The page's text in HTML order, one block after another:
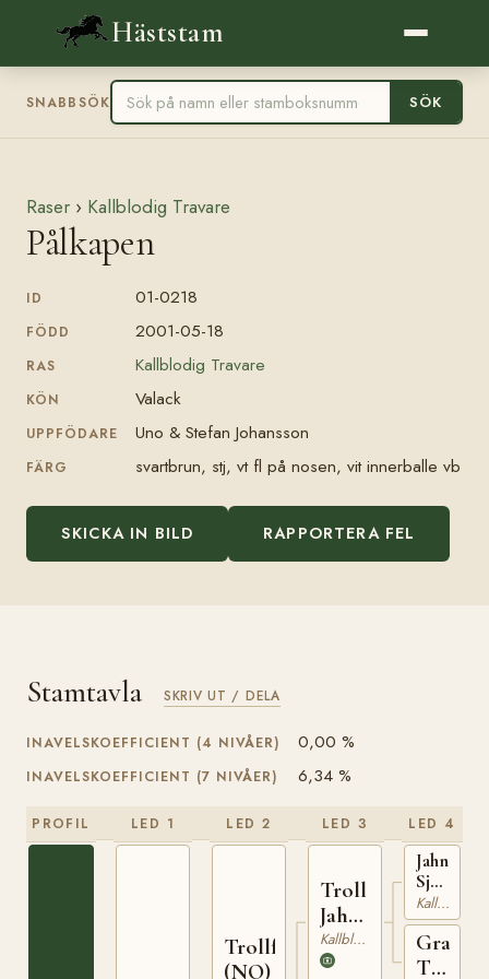
Häststam
SNABBSÖK SÖK
Raser › Kallblodig Travare
Pålkapen
ID 01-0218
FÖDD 2001-05-18
RAS Kallblodig Travare
KÖN Valack
UPPFÖDARE Uno & Stefan Johansson
FÄRG svartbrun, stj, vt fl på nosen, vit innerballe vb
SKICKA IN BILD RAPPORTERA FEL
Stamtavla SKRIV UT / DELA
INAVELSKOEFFICIENT (4 NIVÅER) 0,00 %
INAVELSKOEFFICIENT (7 NIVÅER) 6,34 %
PROFIL LED 1 LED 2
Trollfaks
(NO)
LED 3
Troll
Jahn
(NO)
Kallblodig Travare
LED 4
Jahn
Sjur
(NO)
T-
254
Kallblodig Travare
Grans
Turi